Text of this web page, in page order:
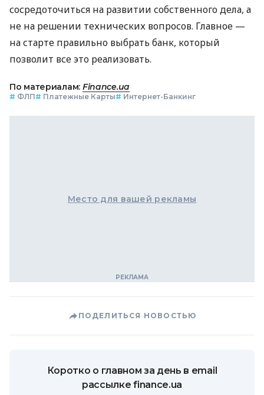
сосредоточиться на развитии собственного дела, а
не на решении технических вопросов. Главное —
на старте правильно выбрать банк, который
позволит все это реализовать.
По материалам: Finance.ua
# ФЛП# Платежные Карты# Интернет-Банкинг
Место для вашей рекламы
ПОДЕЛИТЬСЯ НОВОСТЬЮ
Коротко о главном за день в email
рассылке finance.ua